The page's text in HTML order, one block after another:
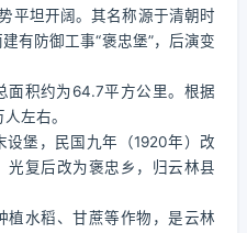
平坦开阔。其名称源于清朝时
有防御工事“褒忠堡”，后演变
面积约为64.7平方公里。根据
左右。
堡，民国九年（1920年）改
光复后改为褒忠乡，归云林县
植水稻、甘蔗等作物，是云林